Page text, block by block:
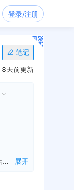
登录/注册
笔记
8天前更新
合肥盛海货运有限公司是一家从事国内货物运输代理,铁路运输辅助活动,外卖递送服务等业务的公司，成立于2015年07月21日，公司坐落在安徽省，详细地址为：安徽省合肥经济技术开发区青翠路以南，金寨南路以东温州商城候机楼;经国家企业信用信息公示系统查询得知，合肥盛海货运有限公司的信用代码/税号为9134010034870114X6，法人是皮家莲，注册资本为200.000000万人民币，企业的经营范围为:一般项目：国内货物运输代理；铁路运输辅助活动；航空运输货物打包服务；外卖递送服务；普通货物仓储服务（不含危险化学品等需许可审批的项目）；住房租赁；租赁服务（不含许可类租赁服务）；物业管理；非居住房地产租赁；国际货物运输代理（除许可业务外，可自主依法经营法律法规非禁止或限制的项目）许可项目：道路货物运输（不含危险货物）（依法须经批准的项目，经相关部门批准后方可开展经营活动，具体经营项目以相关部门批准文件或许可证件为准） 展开